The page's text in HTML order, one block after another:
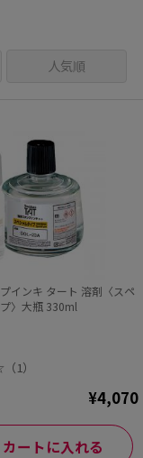
人気順
インキ タート 溶剤〈スペ
〉大瓶 330ml
（1）
¥4,070
カートに入れる